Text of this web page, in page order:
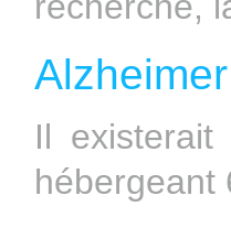
Il
hébergeant